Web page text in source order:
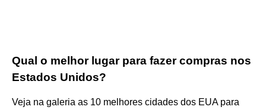
Qual o melhor lugar para fazer compras nos
Estados Unidos?
Veja na galeria as 10 melhores cidades dos EUA para